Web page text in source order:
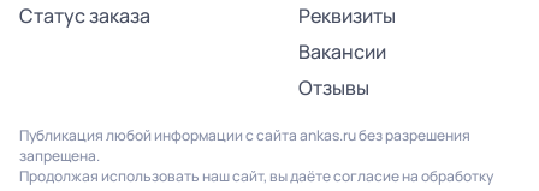
Статус заказа
Реквизиты
Вакансии
Отзывы
Публикация любой информации с сайта ankas.ru без разрешения
запрещена.
Продолжая использовать наш сайт, вы даёте согласие на обработку